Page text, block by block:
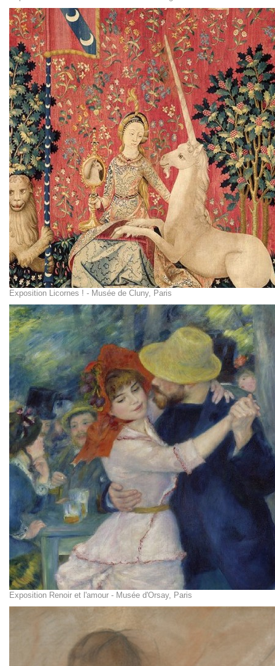
Exposition Licornes ! - Musée de Cluny, Paris
Exposition Renoir et l'amour - Musée d'Orsay, Paris